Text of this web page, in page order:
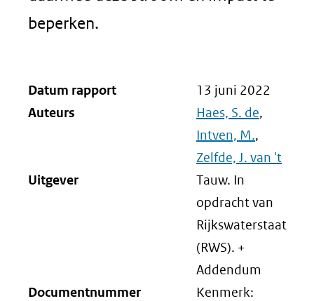
beperken.
Datum rapport
13 juni 2022
Auteurs
Haes, S. de,
Intven, M.,
Zelfde, J. van 't
Uitgever
Tauw. In
opdracht van
Rijkswaterstaat
(RWS). +
Addendum
Documentnummer
Kenmerk: